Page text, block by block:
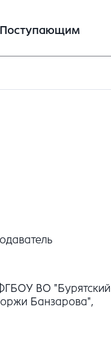
Поступающим
ВО "Бурятский
Банзарова",